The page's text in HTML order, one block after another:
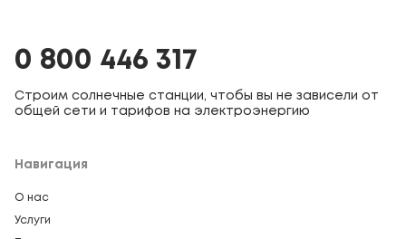
0 800 446 317
Строим солнечные станции, чтобы вы не зависели от
общей сети и тарифов на электроэнергию
Навигация
О нас
Услуги